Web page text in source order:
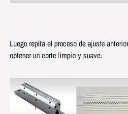
Luego repita el proceso de ajuste
obtener un corte limpio y suave.